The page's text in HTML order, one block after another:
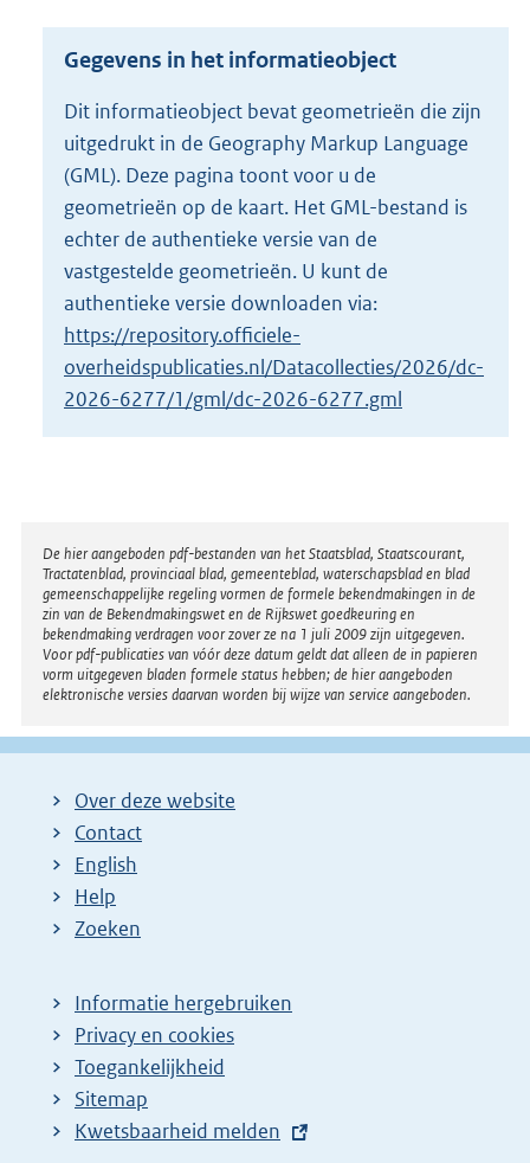
s
r
o
t
t
e
2
8
K
Gegevens in het informatieobject
Dit informatieobject bevat geometrieën die zijn
uitgedrukt in de Geography Markup Language
(GML). Deze pagina toont voor u de
geometrieën op de kaart. Het GML-bestand is
echter de authentieke versie van de
vastgestelde geometrieën. U kunt de
authentieke versie downloaden via:
https://repository.officiele-
overheidspublicaties.nl/Datacollecties/2026/dc-
2026-6277/1/gml/dc-2026-6277.gml
Disclaimer
De hier aangeboden pdf-bestanden van het Staatsblad, Staatscourant,
Tractatenblad, provinciaal blad, gemeenteblad, waterschapsblad en blad
gemeenschappelijke regeling vormen de formele bekendmakingen in de
zin van de Bekendmakingswet en de Rijkswet goedkeuring en
bekendmaking verdragen voor zover ze na 1 juli 2009 zijn uitgegeven.
Voor pdf-publicaties van vóór deze datum geldt dat alleen de in papieren
vorm uitgegeven bladen formele status hebben; de hier aangeboden
elektronische versies daarvan worden bij wijze van service aangeboden.
Over deze website
Contact
English
Help
Zoeken
Informatie hergebruiken
Privacy en cookies
Toegankelijkheid
Sitemap
E
Kwetsbaarheid melden